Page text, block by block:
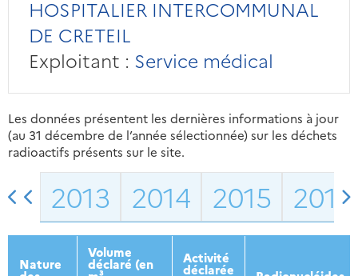
HOSPITALIER INTERCOMMUNAL
DE CRETEIL
Exploitant : Service médical
Les données présentent les dernières informations à jour
(au 31 décembre de l’année sélectionnée) sur les déchets
radioactifs présents sur le site.
2013 2014 2015 2016
Nature
Volume
déclaré (en Activité
déclarée